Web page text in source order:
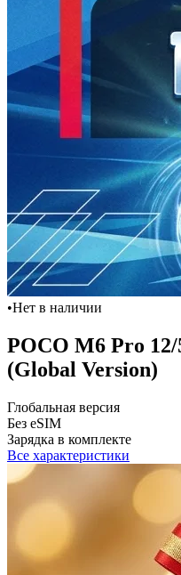
•Нет в наличии
POCO M6 Pro
(Global Version)
Глобальная версия
Без eSIM
Зарядка в комплекте
Все характеристики